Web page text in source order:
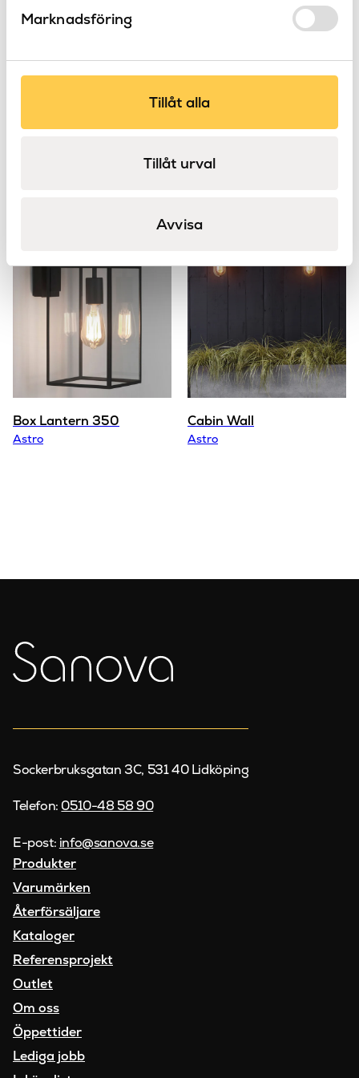
Marknadsföring
Tillåt alla
Tillåt urval
Avvisa
Mascali Round LED
Box Lantern 350
Astro
Cabin Wall
Astro
Sockerbruksgatan 3C, 531 40 Lidköping
Telefon: 0510-48 58 90
E-post: info@sanova.se
Produkter
Varumärken
Återförsäljare
Kataloger
Referensprojekt
Outlet
Om oss
Öppettider
Lediga jobb